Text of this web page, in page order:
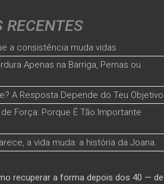
RECENTES
a consistência muda vidas
Apenas na Barriga, Pernas ou
A Resposta Depende do Teu Objetivo
Força: Porque É Tão Importante
a vida muda: a história da Joana.
recuperar a forma depois dos 40 — de